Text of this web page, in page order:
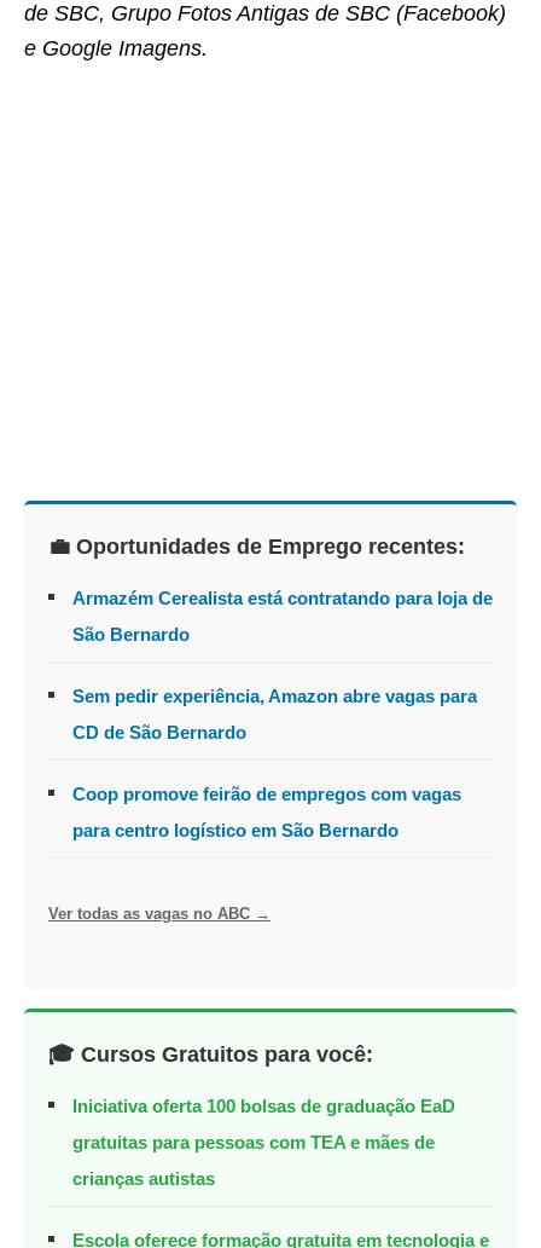
de SBC, Grupo Fotos Antigas de SBC (Facebook)
e Google Imagens.
💼 Oportunidades de Emprego recentes:
Armazém Cerealista está contratando para loja de
São Bernardo
Sem pedir experiência, Amazon abre vagas para
CD de São Bernardo
Coop promove feirão de empregos com vagas
para centro logístico em São Bernardo
Ver todas as vagas no ABC →
🎓 Cursos Gratuitos para você:
Iniciativa oferta 100 bolsas de graduação EaD
gratuitas para pessoas com TEA e mães de
crianças autistas
Escola oferece formação gratuita em tecnologia e